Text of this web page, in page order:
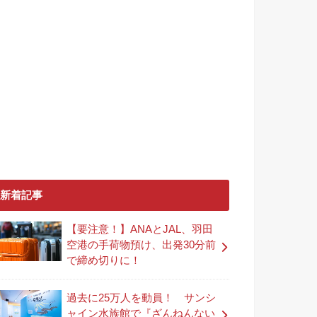
新着記事
【要注意！】ANAとJAL、羽田
空港の手荷物預け、出発30分前
で締め切りに！
過去に25万人を動員！ サンシ
ャイン水族館で『ざんねんない